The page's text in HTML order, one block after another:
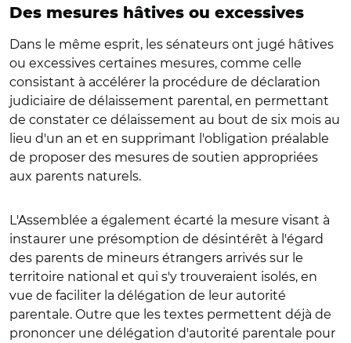
Des mesures hâtives ou excessives
Dans le même esprit, les sénateurs ont jugé hâtives
ou excessives certaines mesures, comme celle
consistant à accélérer la procédure de déclaration
judiciaire de délaissement parental, en permettant
de constater ce délaissement au bout de six mois au
lieu d'un an et en supprimant l'obligation préalable
de proposer des mesures de soutien appropriées
aux parents naturels.
L'Assemblée a également écarté la mesure visant à
instaurer une présomption de désintérêt à l'égard
des parents de mineurs étrangers arrivés sur le
territoire national et qui s'y trouveraient isolés, en
vue de faciliter la délégation de leur autorité
parentale. Outre que les textes permettent déjà de
prononcer une délégation d'autorité parentale pour